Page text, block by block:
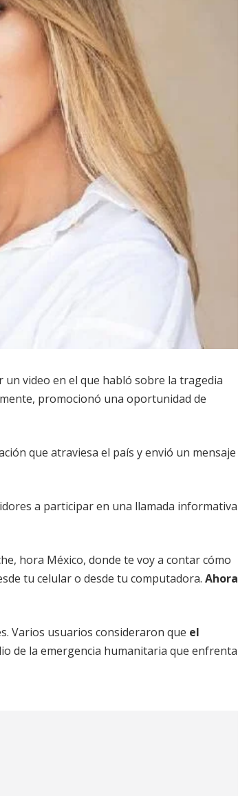
un video en el que habló sobre la tragedia
promocionó una oportunidad de
que atraviesa el país y envió un mensaje
a participar en una llamada informativa
hora México, donde te voy a contar cómo
tu celular o desde tu computadora. Ahora
Varios usuarios consideraron que el
de la emergencia humanitaria que enfrenta